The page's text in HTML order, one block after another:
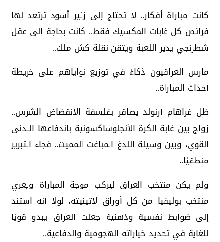
كانت مباراة أفكار.. لا تحتاج إلى زئير أسود ترتعد لها
فرائص كل غابات المكسيك فقط.. كانت بحاجة إلى عقل
شطرنجي يدير اللعبة ويتقن نقلة كش ملك..
مارس العراقيون ذكاءً في توزيع نواياهم على خريطة
أحداث المباراة..
ظل غراهام آرنولد يصاقر بفلسفة الانقضاض الشرس..
زواج بين غاية الكرة الأنجلوساكسونية باندفاعها البدني
القوي، وبين وسيلة اللدغ المباغت المميت.. فجاء التبرير
منطقيًا..
ولم يكن منتخب العراق ليركب موجة المباراة ويعري
منتخب بوليفيا من كل أوراق لاتينيته، لولا أنه استند
إلى ضوابط نفسية وذهنية جعلت العراق يبدو قويًا
للغاية في تحديد خياراته الهجومية والدفاعية..